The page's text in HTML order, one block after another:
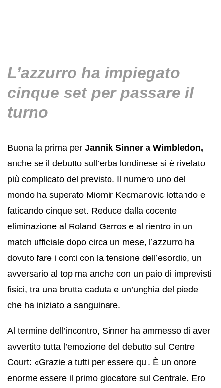
L’azzurro ha impiegato
cinque set per passare il
turno
Buona la prima per Jannik Sinner a Wimbledon,
anche se il debutto sull’erba londinese si è rivelato
più complicato del previsto. Il numero uno del
mondo ha superato Miomir Kecmanovic lottando e
faticando cinque set. Reduce dalla cocente
eliminazione al Roland Garros e al rientro in un
match ufficiale dopo circa un mese, l’azzurro ha
dovuto fare i conti con la tensione dell’esordio, un
avversario al top ma anche con un paio di imprevisti
fisici, tra una brutta caduta e un’unghia del piede
che ha iniziato a sanguinare.
Al termine dell’incontro, Sinner ha ammesso di aver
avvertito tutta l’emozione del debutto sul Centre
Court: «Grazie a tutti per essere qui. È un onore
enorme essere il primo giocatore sul Centrale. Ero